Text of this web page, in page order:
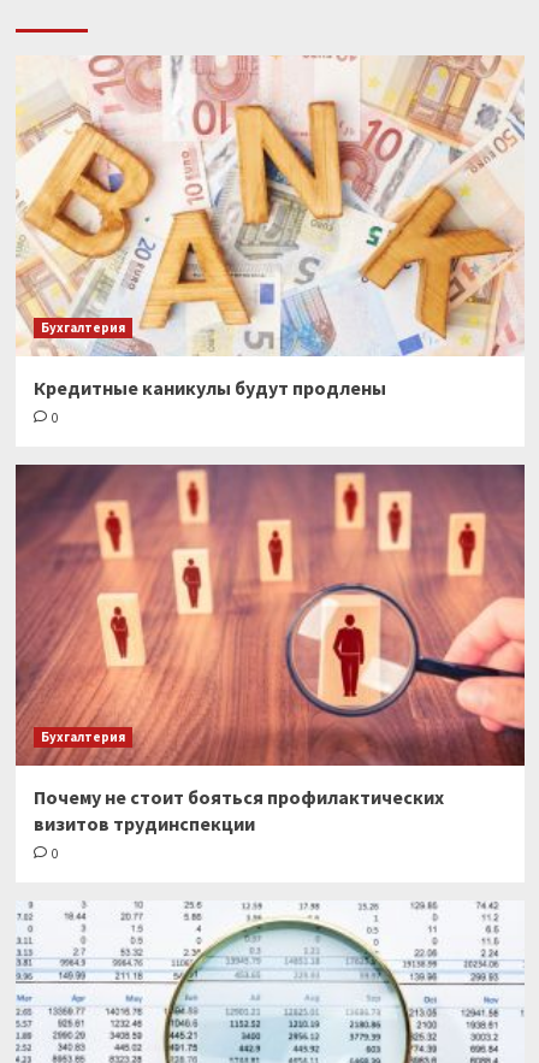
Бухгалтерия
Кредитные каникулы будут продлены
0
Бухгалтерия
Почему не стоит бояться профилактических
визитов трудинспекции
0